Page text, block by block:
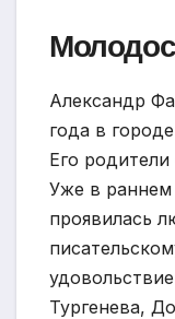
Александр
года в
Его
Уже в раннем
проявилась
Тургенева,